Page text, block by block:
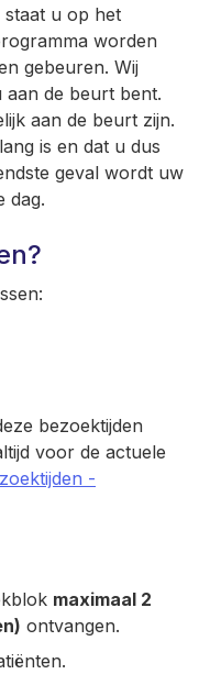
u op het
worden
gebeuren. Wij
de beurt bent.
aan de beurt zijn.
is en dat u dus
geval wordt uw
dag.
bezoektijden
voor de actuele
-
maximaal 2
ontvangen.